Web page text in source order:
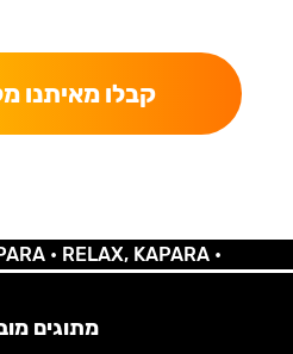
קבלו מאיתנו
•RELAX, KAPARA •
מתוגים